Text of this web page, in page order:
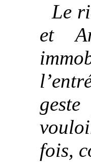
Le
et
fois,